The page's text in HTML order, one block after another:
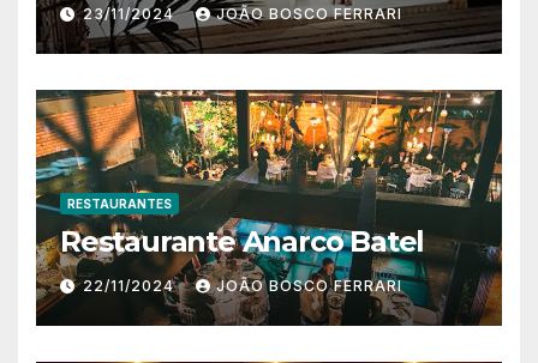
23/11/2024 JOÃO BOSCO FERRARI
RESTAURANTES
Restaurante Anarco Batel
22/11/2024 JOÃO BOSCO FERRARI